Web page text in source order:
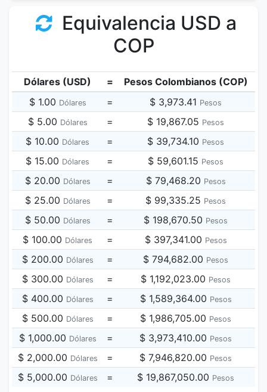
Equivalencia USD a
COP
Dólares (USD) =
Pesos Colombianos (COP)
$ 1.00 Dólares = $ 3,973.41 Pesos
$ 5.00 Dólares = $ 19,867.05 Pesos
$ 10.00 Dólares = $ 39,734.10 Pesos
$ 15.00 Dólares = $ 59,601.15 Pesos
$ 20.00 Dólares = $ 79,468.20 Pesos
$ 25.00 Dólares = $ 99,335.25 Pesos
$ 50.00 Dólares = $ 198,670.50 Pesos
$ 100.00 Dólares = $ 397,341.00 Pesos
$ 200.00 Dólares = $ 794,682.00 Pesos
$ 300.00 Dólares = $ 1,192,023.00 Pesos
$ 400.00 Dólares = $ 1,589,364.00 Pesos
$ 500.00 Dólares = $ 1,986,705.00 Pesos
$ 1,000.00 Dólares = $ 3,973,410.00 Pesos
$ 2,000.00 Dólares = $ 7,946,820.00 Pesos
$ 5,000.00 Dólares = $ 19,867,050.00 Pesos